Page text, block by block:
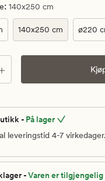
: 140x250 cm
140x250 cm ø220
- På lager
leveringstid 4-7 virkedager.
-Varen er